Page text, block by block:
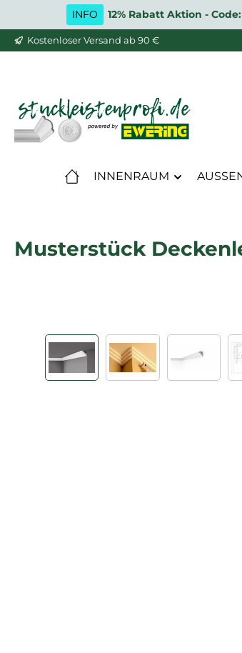
Hauptinhalt springen
Zur Suche springen
Zur Hauptnavigation springen
INFO 12% Rabatt Aktion -
Kostenloser Versand ab 90 €
INNENRAUM
Musterstück
Bildergalerie überspringen